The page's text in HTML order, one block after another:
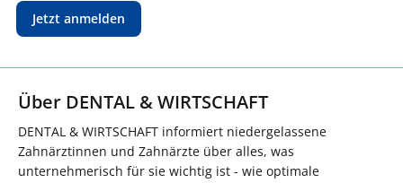
Jetzt anmelden
Über DENTAL & WIRTSCHAFT
DENTAL & WIRTSCHAFT informiert niedergelassene
Zahnärztinnen und Zahnärzte über alles, was
unternehmerisch für sie wichtig ist - wie optimale